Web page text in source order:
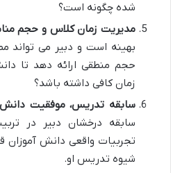
شده چگونه است؟
مدیریت زمان کلاس و حجم
بهینه است و دبیر می تواند
حجم منطقی ارائه دهد تا
زمان کافی داشته باشد؟
سابقه تدریس، موفقیت
سابقه درخشان دبیر در
تجربیات واقعی دانش آموزان
شیوه تدریس او.